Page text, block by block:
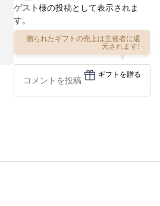
ゲスト様の投稿として表示されま
す。
贈られたギフトの売上は主催者に還
元されます!
ギフトを贈る